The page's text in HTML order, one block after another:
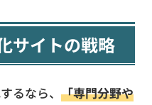
サイトの戦略
るなら、 「専門分野や